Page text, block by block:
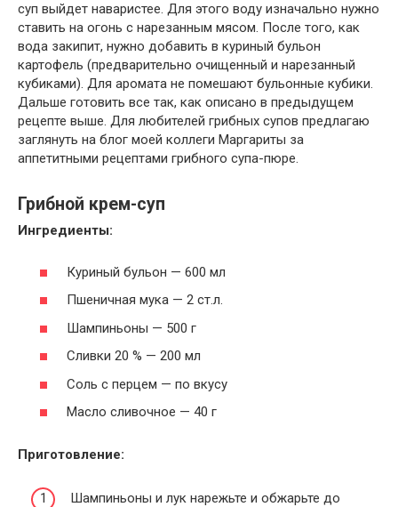
суп выйдет наваристее. Для этого воду изначально нужно
ставить на огонь с нарезанным мясом. После того, как
вода закипит, нужно добавить в куриный бульон
картофель (предварительно очищенный и нарезанный
кубиками). Для аромата не помешают бульонные кубики.
Дальше готовить все так, как описано в предыдущем
рецепте выше. Для любителей грибных супов предлагаю
заглянуть на блог моей коллеги Маргариты за
аппетитными рецептами грибного супа-пюре.
Грибной крем-суп
Ингредиенты:
Куриный бульон — 600 мл
Пшеничная мука — 2 ст.л.
Шампиньоны — 500 г
Сливки 20 % — 200 мл
Соль с перцем — по вкусу
Масло сливочное — 40 г
Приготовление:
Шампиньоны и лук нарежьте и обжарьте до